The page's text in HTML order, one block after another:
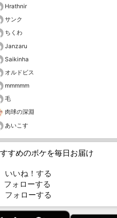
Hrathnir
サンク
ちくわ
Janzaru
Saikinha
オルドビス
mmmmm
毛
肉球の深淵
あいこす
すめのボケを毎日お届け
いいね！する
ォローする
フォローする